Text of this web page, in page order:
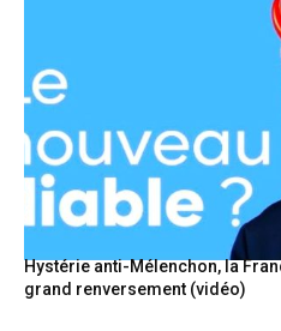
Hystérie anti-Mélenchon, la
grand renversement (vidéo)